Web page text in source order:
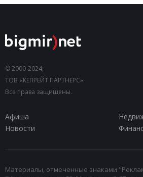
© 2000-2024,
ТОВ «КЕПРЕЙТ ПАРТНЕРС».
Все права защищены.
Афиша
Новости
Материалы, отмеченные знаками